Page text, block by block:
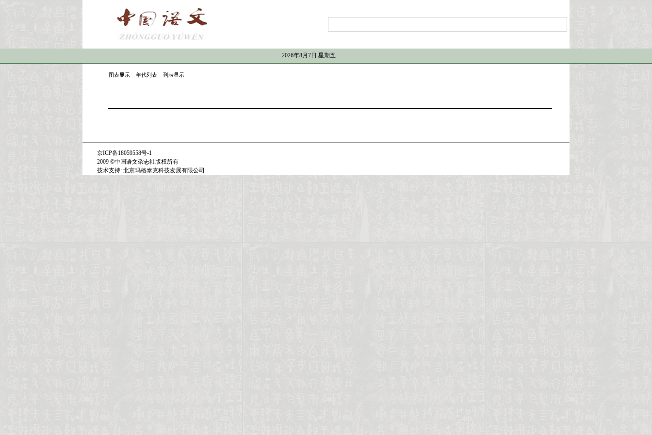
2026年8月7日 星期五
图表显示 年代列表 列表显示
京ICP备18059558号-1
2009 ©中国语文杂志社版权所有
技术支持: 北京玛格泰克科技发展有限公司